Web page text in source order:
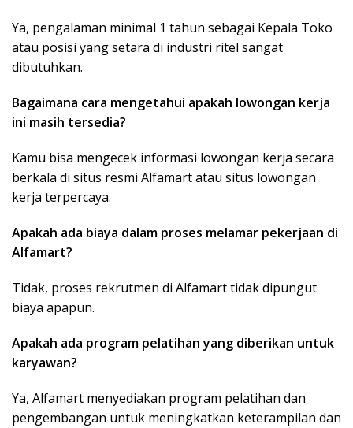
Ya, pengalaman minimal 1 tahun sebagai Kepala Toko
atau posisi yang setara di industri ritel sangat
dibutuhkan.
Bagaimana cara mengetahui apakah lowongan kerja
ini masih tersedia?
Kamu bisa mengecek informasi lowongan kerja secara
berkala di situs resmi Alfamart atau situs lowongan
kerja terpercaya.
Apakah ada biaya dalam proses melamar pekerjaan di
Alfamart?
Tidak, proses rekrutmen di Alfamart tidak dipungut
biaya apapun.
Apakah ada program pelatihan yang diberikan untuk
karyawan?
Ya, Alfamart menyediakan program pelatihan dan
pengembangan untuk meningkatkan keterampilan dan